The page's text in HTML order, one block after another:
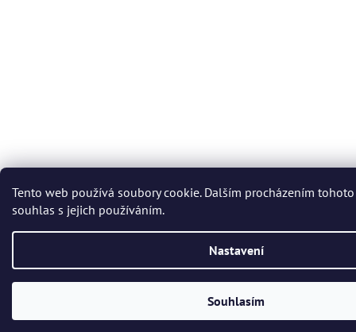
Tento web používá soubory cookie. Dalším procházením
souhlas s jejich používáním.
Nastavení
Souhlasím